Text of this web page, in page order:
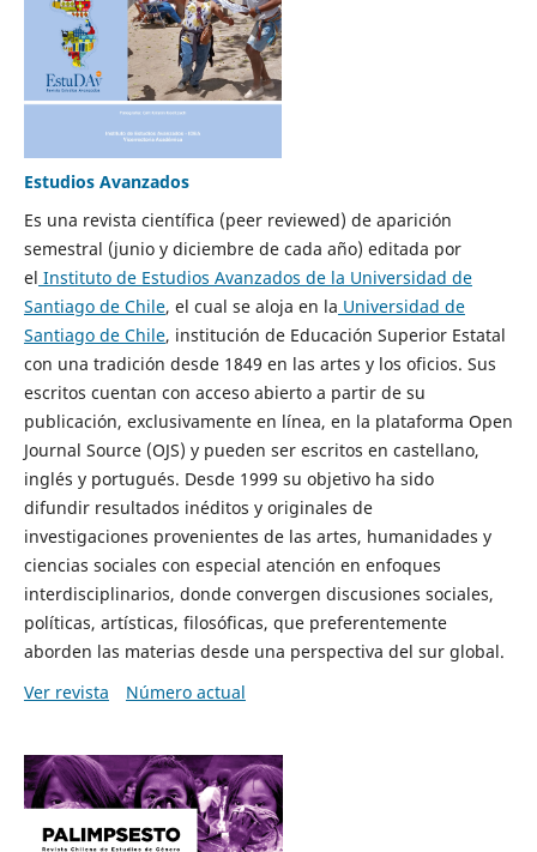
Estudios Avanzados
Es una revista científica (peer reviewed) de aparición
semestral (junio y diciembre de cada año) editada por
el Instituto de Estudios Avanzados de la Universidad de
Santiago de Chile, el cual se aloja en la Universidad de
Santiago de Chile, institución de Educación Superior Estatal
con una tradición desde 1849 en las artes y los oficios. Sus
escritos cuentan con acceso abierto a partir de su
publicación, exclusivamente en línea, en la plataforma Open
Journal Source (OJS) y pueden ser escritos en castellano,
inglés y portugués. Desde 1999 su objetivo ha sido
difundir resultados inéditos y originales de
investigaciones provenientes de las artes, humanidades y
ciencias sociales con especial atención en enfoques
interdisciplinarios, donde convergen discusiones sociales,
políticas, artísticas, filosóficas, que preferentemente
aborden las materias desde una perspectiva del sur global.
Ver revista
Número actual